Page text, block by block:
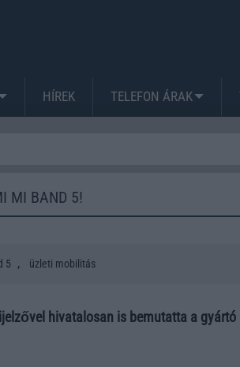
HÍREK TELEFON ÁRAK
MI BAND 5!
5 , üzleti mobilitás
hivatalosan is bemutatta a gyártó